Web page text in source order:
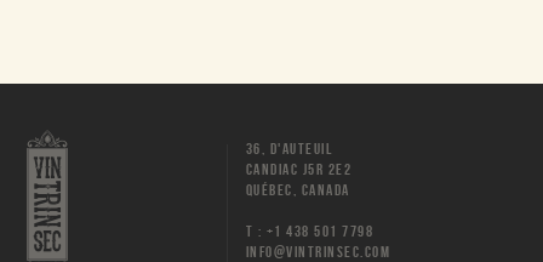
36, D'AUTEUIL
CANDIAC J5R 2E2
QUÉBEC, CANADA
T : +1 438 501 7798
INFO@VINTRINSEC.COM